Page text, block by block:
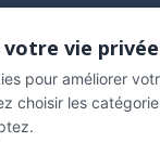
vie privée
pour améliorer
choisir les